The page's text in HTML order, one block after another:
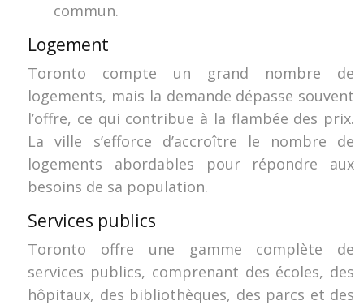
commun.
Logement
Toronto compte un grand nombre de
logements, mais la demande dépasse souvent
l’offre, ce qui contribue à la flambée des prix.
La ville s’efforce d’accroître le nombre de
logements abordables pour répondre aux
besoins de sa population.
Services publics
Toronto offre une gamme complète de
services publics, comprenant des écoles, des
hôpitaux, des bibliothèques, des parcs et des